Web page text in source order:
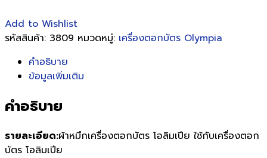
Add to Wishlist
รหัสสินค้า: 3809 หมวดหมู่: เครื่องตอกบัตร Olympia
คำอธิบาย
ข้อมูลเพิ่มเติม
คำอธิบาย
รายละเอียด:ผ้าหมึกเครื่องตอกบัตร โอลิมเปีย ใช้กับเครื่องตอก
บัตร โอลิมเปีย